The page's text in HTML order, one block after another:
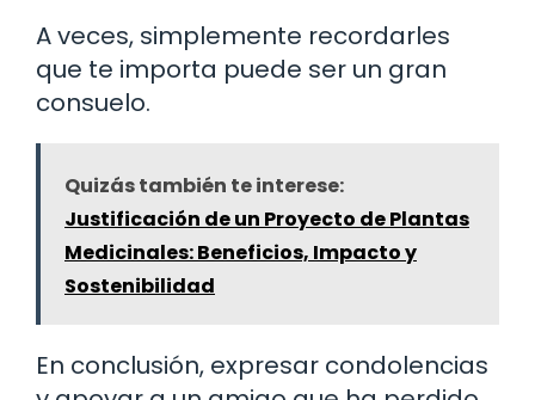
A veces, simplemente recordarles
que te importa puede ser un gran
consuelo.
Quizás también te interese:
Justificación de un Proyecto de Plantas
Medicinales: Beneficios, Impacto y
Sostenibilidad
En conclusión, expresar condolencias